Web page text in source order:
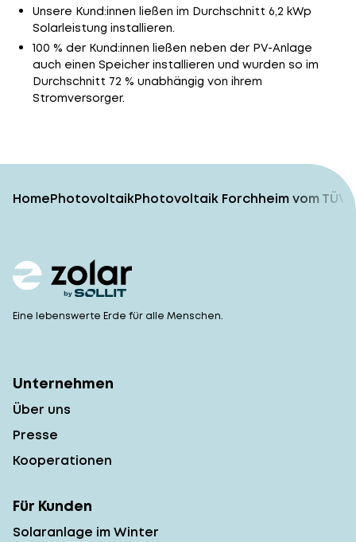
Unsere Kund:innen ließen im Durchschnitt 6,2 kWp
Solarleistung installieren.
100 % der Kund:innen ließen neben der PV-Anlage
auch einen Speicher installieren und wurden so im
Durchschnitt 72 % unabhängig von ihrem
Stromversorger.
HomePhotovoltaikPhotovoltaik Forchheim vom
Eine lebenswerte Erde für alle Menschen.
Unternehmen
Über uns
Presse
Kooperationen
Für Kunden
Solaranlage im Winter